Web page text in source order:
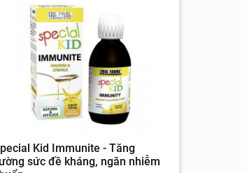
Kid Immunite - Tăng
sức đề kháng, ngăn nhiễm